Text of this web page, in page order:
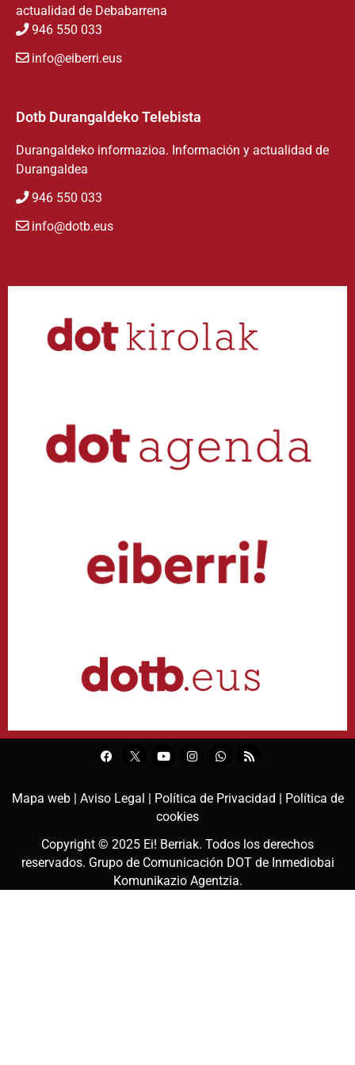
actualidad de Debabarrena
946 550 033
info@eiberri.eus
Dotb Durangaldeko Telebista
Durangaldeko informazioa. Información y actualidad de
Durangaldea
946 550 033
info@dotb.eus
Mapa web | Aviso Legal | Política de Privacidad |
Política de
cookies
Copyright © 2025 Ei! Berriak. Todos los derechos
reservados. Grupo de Comunicación DOT de Inmediobai
Komunikazio Agentzia.